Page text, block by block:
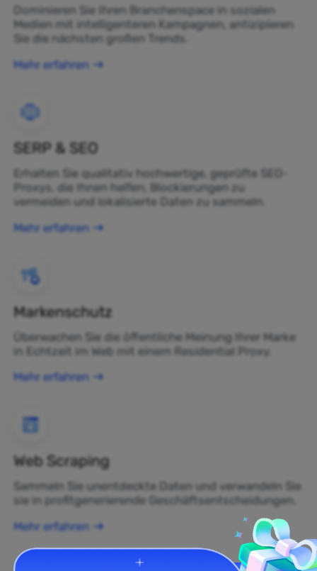
Dominieren Sie Ihren Branchenspace in sozialen
Medien mit intelligenteren Kampagnen, antizipieren
Sie die nächsten großen Trends.
Mehr erfahren
SERP & SEO
Erhalten Sie qualitativ hochwertige, geprüfte SEO-
Proxys, die Ihnen helfen, Blockierungen zu
vermeiden und lokalisierte Daten zu sammeln.
Mehr erfahren
Markenschutz
Überwachen Sie die öffentliche Meinung Ihrer Marke
in Echtzeit im Web mit einem Residential Proxy.
Mehr erfahren
Web Scraping
Sammeln Sie unentdeckte Daten und verwandeln Sie
sie in profitgenerierende Geschäftsentscheidungen.
Mehr erfahren